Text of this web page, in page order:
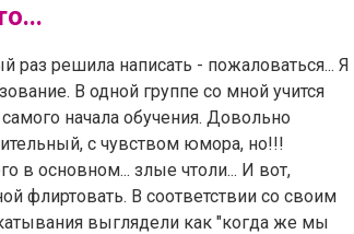
раз решила написать - пожаловаться... Я
В одной группе со мной учится
начала обучения. Довольно
с чувством юмора, но!!!
в основном... злые чтоли... И вот,
флиртовать. В соответствии со своим
выглядели как "когда же мы